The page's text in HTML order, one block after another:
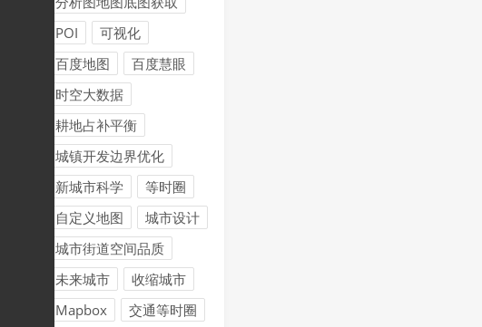
POI
可视化
百度地图
百度慧眼
时空大数据
耕地占补平衡
城镇开发边界优化
新城市科学
等时圈
自定义地图
城市设计
城市街道空间品质
未来城市
收缩城市
Mapbox
交通等时圈